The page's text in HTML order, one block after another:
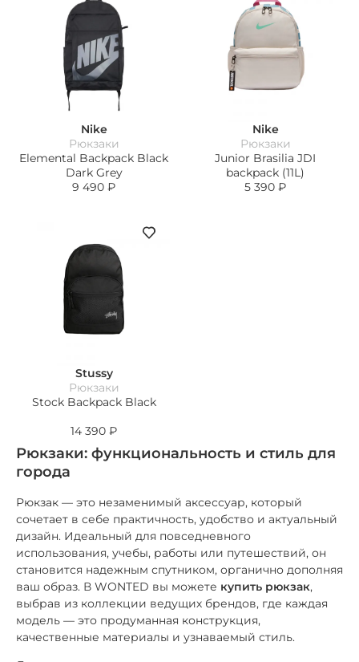
Nike
Рюкзаки
Elemental Backpack Black
Dark Grey
9 490 ₽
Nike
Рюкзаки
Junior Brasilia JDI
backpack (11L)
5 390 ₽
Stussy
Рюкзаки
Stock Backpack Black
14 390 ₽
Рюкзаки: функциональность и стиль для
города
Рюкзак — это незаменимый аксессуар, который
сочетает в себе практичность, удобство и актуальный
дизайн. Идеальный для повседневного
использования, учебы, работы или путешествий, он
становится надежным спутником, органично дополняя
ваш образ. В WONTED вы можете купить рюкзак,
выбрав из коллекции ведущих брендов, где каждая
модель — это продуманная конструкция,
качественные материалы и узнаваемый стиль.